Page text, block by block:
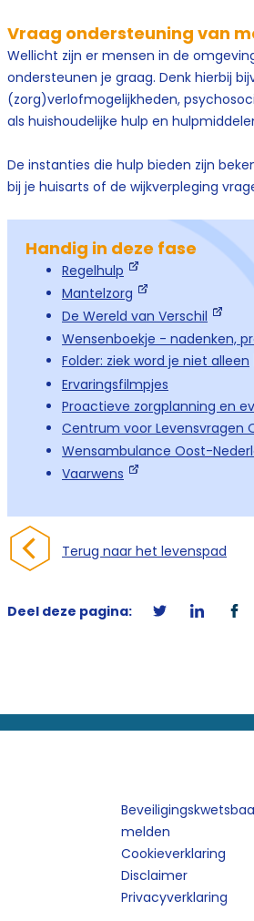
Vraag ondersteuning van
Wellicht zijn er mensen in de
ondersteunen je graag. Denk hierbij
(zorg)verlofmogelijkheden,
als huishoudelijke hulp en
De instanties die hulp bieden zijn
bij je huisarts of de wijkverpleging
Handig in deze fase
Regelhulp
Mantelzorg
De Wereld van Verschil
Wensenboekje - nadenken,
Folder: ziek word je niet alleen
Ervaringsfilmpjes
Proactieve zorgplanning en
Centrum voor Levensvragen
Wensambulance Oost-
Vaarwens
Terug naar het levenspad
Deel deze pagina:
melden
Cookieverklaring
Disclaimer
Privacyverklaring